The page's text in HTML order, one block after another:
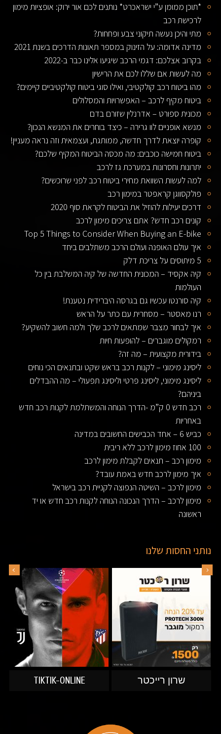
*תוכן ממומן ע”י ישראכרט* נותנים לכם אור ירוק: אופציות מימון
לרכישת רכב
מתי והיכן נעשה תיקוני צבע ופחחות?
מדינה אדומה: על הזינוק במספר תאונות הדרכים בשנת 2021
בקרוב אצלכם: דגמי הרכב שיגיעו אלינו כבר ב-2022
מה לעשות אם שללו לכם את הרישיון
מהו ביטוח רכב קולקטיבי, ואילו סוגי ביטוח קולקטיביים קיימים?
ביטוח מקיף לרכב – האפשרויות והמסלולים
מכונית ספורט – אדרנלין שזורם בדם
מנשא אופניים לוו גרירה – כיצד בוחרים את המנשא הנכון?
קופרה יוצאת לדרך חדשה, ממותגת, ועצמאית וזה נראה מעניין!
ביטוח חמישה כוכבים: מה מכסה הביטוח המקיף שלכם?
יתרונות וחסרונות במערכת גז לרכב
למה לעשות השוואת מחירי ביטוח רכב לפני שרוכשים?
פולקסווגן קראפטר במימון רכב
דרכים יעילות להוזיל את הביטוח לקראת סוף 2020
קונים רכב חדש? אתם צריכים מימון לרכב
Top 5 Things to Consider When Buying an E-bike
איך עולם האופנה ועולם הרכב משתלבים ביחד
5 מיתוסים על צריכת דלק
קיה אקסיד – המכונית החדשה של קיה המשלבת בין כל
העולמות
קיה סורנטו עכשיו גם בגרסה היברידית נטענת!
רנו מאסטר – מסחרית עם כתר על הראש
איך לבחור מצבר שמתאים לרכב שלך ולמה חשוב להשקיע?
רמקולים מוגברים – להופעות חיות
בידורית מקצועית – מה זה?
ליסינג מימוני – לקנות רכב בראש שקט ובתנאים הכי נוחים
ליסינג מימוני, ליסינג פרטי וליסינג תפעולי – מה ההבדלים
ביניהם?
רכב חדש 0 ק”מ -הדרך הנוחה והמשתלמת לקנות רכב חדש
באחריות
כביש 6 – אחד הכבישים החשובים במדינה
100 אחוז מימון לרכב ללא ריבית
מימון רכב – תנאים לקבלת מימון לרכב
איך מימון לרכב חדש באמת עובד?
מימון לרכב – השיטה הנפוצה לקניית רכב בישראל
מימון לרכב – הדרך הנכונה הנוחה לקנות רכב חדש או יד
ראשונה
נותני החסות שלנו
LEASE